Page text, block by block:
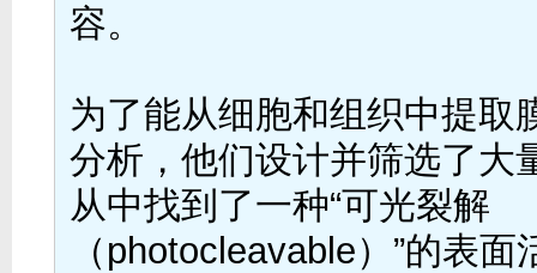
容。
为了能从细胞和组织中提取
分析，他们设计并筛选了大
从中找到了一种“可光裂解
（photocleavable）”的表